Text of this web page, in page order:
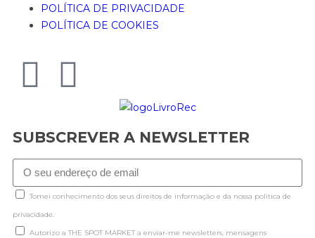
POLÍTICA DE PRIVACIDADE
POLÍTICA DE COOKIES
SUBSCREVER A NEWSLETTER
Tomei conhecimento dos seus direitos de informação e da nossa politica de
privacidade.
Autorizo a THE SPOT MARKET a enviar-me newsletters, mensagens